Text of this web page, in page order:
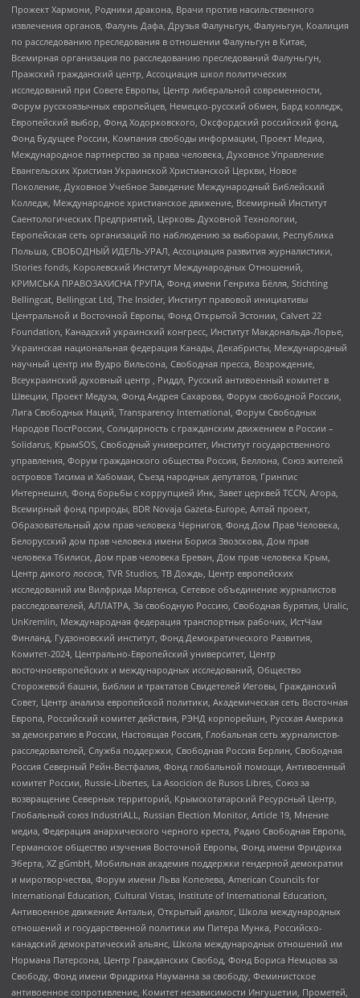
Прожект Хармони, Родники дракона, Врачи против насильственного
извлечения органов, Фалунь Дафа, Друзья Фалуньгун, Фалуньгун, Коалиция
по расследованию преследования в отношении Фалуньгун в Китае,
Всемирная организация по расследованию преследований Фалуньгун,
Пражский гражданский центр, Ассоциация школ политических
исследований при Совете Европы, Центр либеральной современности,
Форум русскоязычных европейцев, Немецко-русский обмен, Бард колледж,
Европейский выбор, Фонд Ходорковского, Оксфордский российский фонд,
Фонд Будущее России, Компания свободы информации, Проект Медиа,
Международное партнерство за права человека, Духовное Управление
Евангельских Христиан Украинской Христианской Церкви, Новое
Поколение, Духовное Учебное Заведение Международный Библейский
Колледж, Международное христианское движение, Всемирный Институт
Саентологических Предприятий, Церковь Духовной Технологии,
Европейская сеть организаций по наблюдению за выборами, Республика
Польша, СВОБОДНЫЙ ИДЕЛЬ-УРАЛ, Ассоциация развития журналистики,
IStories fonds, Королевский Институт Международных Отношений,
КРИМСЬКА ПРАВОЗАХИСНА ГРУПА, Фонд имени Генриха Бёлля, Stichting
Bellingcat, Bellingcat Ltd, The Insider, Институт правовой инициативы
Центральной и Восточной Европы, Фонд Открытой Эстонии, Calvert 22
Foundation, Канадский украинский конгресс, Институт Макдональда-Лорье,
Украинская национальная федерация Канады, Декабристы, Международный
научный центр им Вудро Вильсона, Свободная пресса, Возрождение,
Всеукраинский духовный центр , Риддл, Русский антивоенный комитет в
Швеции, Проект Медуза, Фонд Андрея Сахарова, Форум свободной России,
Лига Свободных Наций, Transparеncy International, Форум Свободных
Народов ПостРоссии, Солидарность с гражданским движением в России –
Solidarus, КрымSOS, Свободный университет, Институт государственного
управления, Форум гражданского общества Россия, Беллона, Союз жителей
островов Тисима и Хабомаи, Съезд народных депутатов, Гринпис
Интернешнл, Фонд борьбы с коррупцией Инк, Завет церквей TCCN, Агора,
Всемирный фонд природы, BDR Novaja Gazeta-Europe, Алтай проект,
Образовательный дом прав человека Чернигов, Фонд Дом Прав Человека,
Белорусский дом прав человека имени Бориса Звозскова, Дом прав
человека Тбилиси, Дом прав человека Ереван, Дом прав человека Крым,
Центр дикого лосося, TVR Studios, ТВ Дождь, Центр европейских
исследований им Вилфрида Мартенса, Сетевое объединение журналистов
расследователей, АЛЛАТРА, За свободную Россию, Свободная Бурятия, Uralic,
UnKremlin, Международная федерация транспортных рабочих, ИстЧам
Финланд, Гудзоновский институт, Фонд Демократического Развития,
Комитет-2024, Центрально-Европейский университет, Центр
восточноевропейских и международных исследований, Общество
Сторожевой башни, Библии и трактатов Свидетелей Иеговы, Гражданский
Совет, Центр анализа европейской политики, Академическая сеть Восточная
Европа, Российский комитет действия, РЭНД корпорейшн, Русская Америка
за демократию в России, Настоящая Россия, Глобальная сеть журналистов-
расследователей, Служба поддержки, Свободная Россия Берлин, Свободная
Россия Северный Рейн-Вестфалия, Фонд глобальной помощи, Антивоенный
комитет России, Russie-Libertes, La Asocicion de Rusos Libres, Союз за
возвращение Северных территорий, Крымскотатарский Ресурсный Центр,
Глобальный союз IndustriALL, Russian Election Monitor, Article 19, Мнение
медиа, Федерация анархического черного креста, Радио Свободная Европа,
Германское общество изучения Восточной Европы, Фонд имени Фридриха
Эберта, XZ gGmbH, Мобильная академия поддержки гендерной демократии
и миротворчества, Форум имени Льва Копелева, American Councils for
International Education, Cultural Vistas, Institute of International Education,
Антивоенное движение Антальи, Открытый диалог, Школа международных
отношений и государственной политики им Питера Мунка, Российско-
канадский демократический альянс, Школа международных отношений им
Нормана Патерсона, Центр Гражданских Свобод, Фонд Бориса Немцова за
Свободу, Фонд имени Фридриха Науманна за свободу, Феминистское
антивоенное сопротивление, Комитет независимости Ингушетии, Прометей,